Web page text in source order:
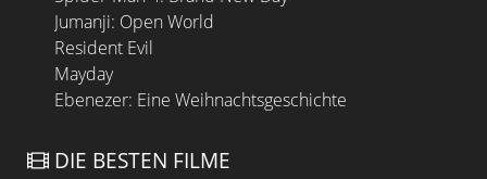
Jumanji: Open World
Resident Evil
Mayday
Ebenezer: Eine Weihnachtsgeschichte
DIE BESTEN FILME